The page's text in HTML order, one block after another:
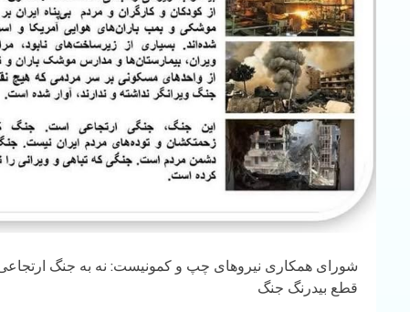
شورای همکاری نیروهای چپ و کمونیست: نه به جنگ
قطع بیدرنگ جنگ